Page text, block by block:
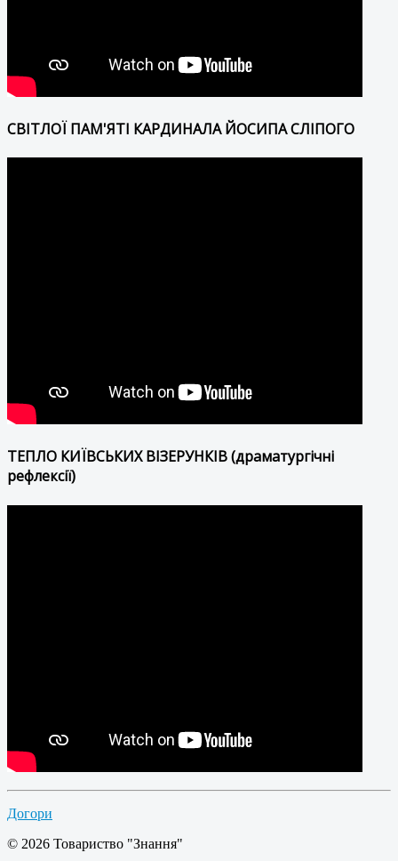
СВІТЛОЇ ПАМ'ЯТІ КАРДИНАЛА ЙОСИПА СЛІПОГО
ТЕПЛО КИЇВСЬКИХ ВІЗЕРУНКІВ (драматургічні
рефлексії)
Догори
© 2026 Товариство "Знання"